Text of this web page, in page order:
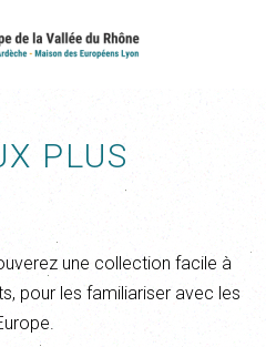
PLUS
une collection facile à
pour les familiariser avec les